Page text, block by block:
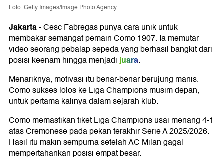
Foto: Getty Images/Image Photo Agency
Jakarta-Cesc Fabregaspunya cara unik untuk
membakar semangat pemainComo 1907. Ia memutar
video seorang pebalap sepeda yang berhasil bangkit dari
posisi keenam hingga menjadijuara.
Menariknya, motivasi itu benar-benar berujung manis.
Como sukses lolos ke LigaChampions musim depan,
untuk pertama kalinya dalam sejarah klub.
Como memastikan tiket Liga Champions usai menang 4-1
atasCremonesepada pekan terakhirSerie A2025/2026.
Hasil itu makin sempurna setelah AC Milan gagal
mempertahankan posisi empat besar.